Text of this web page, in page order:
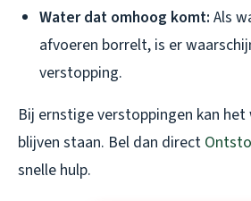
Water dat omhoog komt: Als
afvoeren borrelt, is er
verstopping.
Bij ernstige verstoppingen kan
blijven staan. Bel dan direct
snelle hulp.